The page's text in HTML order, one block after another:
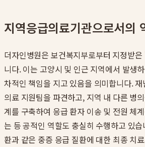
지역응급의료기관으로서의
더자인병원은 보건복지부로부터 지정받
니다. 이는 고양시 및 인근 지역에서 발생
차적인 책임을 지고 있음을 의미합니다.
의료 지원팀을 파견하고, 지역 내 다른 병
계를 구축하여 응급 환자 이송 및 전원 체
는 등 공적인 역할도 충실히 수행하고 있
환과 같은 중증 응급 질환에 대한 최종 치